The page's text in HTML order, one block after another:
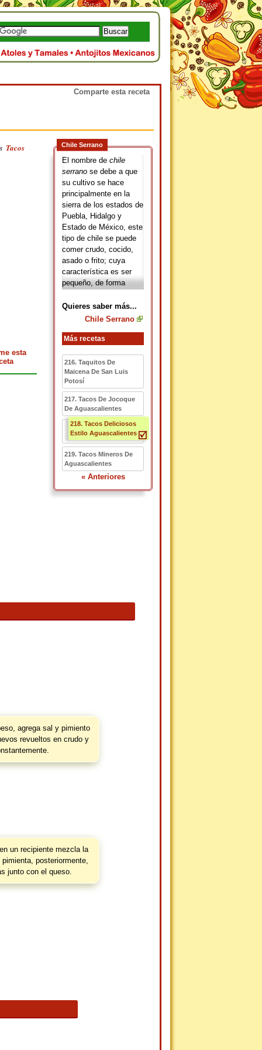
Tacos
Chile Serrano
El nombre de chile
serrano se debe a que
su cultivo se hace
principalmente en la
sierra de los estados de
Puebla, Hidalgo y
Estado de México, este
tipo de chile se puede
comer crudo, cocido,
asado o frito; cuya
característica es ser
pequeño, de forma
ocasiones termina en
punta; es el
las salsas picantes.
Quieres saber más...
Chile Serrano
Más recetas
216. Taquitos De
Maicena De San Luis
Potosí
217. Tacos De Jocoque
De Aguascalientes
218. Tacos Deliciosos
Estilo Aguascalientes
219. Tacos Mineros De
Aguascalientes
« Anteriores
esta
agrega sal y pimiento
revueltos en crudo y
un recipiente mezcla la
posteriormente,
junto con el queso.
Comparte esta receta